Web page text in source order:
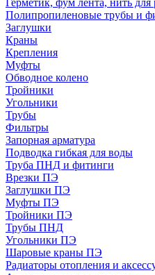
Герметик, фум лента, нить для
Полипропиленовые трубы и
Заглушки
Краны
Крепления
Муфты
Обводное колено
Тройники
Угольники
Трубы
Фильтры
Запорная арматура
Подводка гибкая для воды
Труба ПНД и фитинги
Врезки ПЭ
Заглушки ПЭ
Муфты ПЭ
Тройники ПЭ
Трубы ПНД
Угольники ПЭ
Шаровые краны ПЭ
Радиаторы отопления и